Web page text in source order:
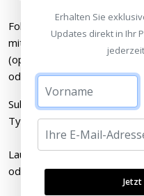
Folgende Eingangsquellen
mit analogem Cinch-
(optischer Adapter
oder optischem Ausgang
Subwoofer-Ausgang:
Typs mit anpassbarem
Lautsprecherverbindung:
oder dualen Mono-Sound.
Erhalten Sie
Updates direkt in Ihr
Jetzt